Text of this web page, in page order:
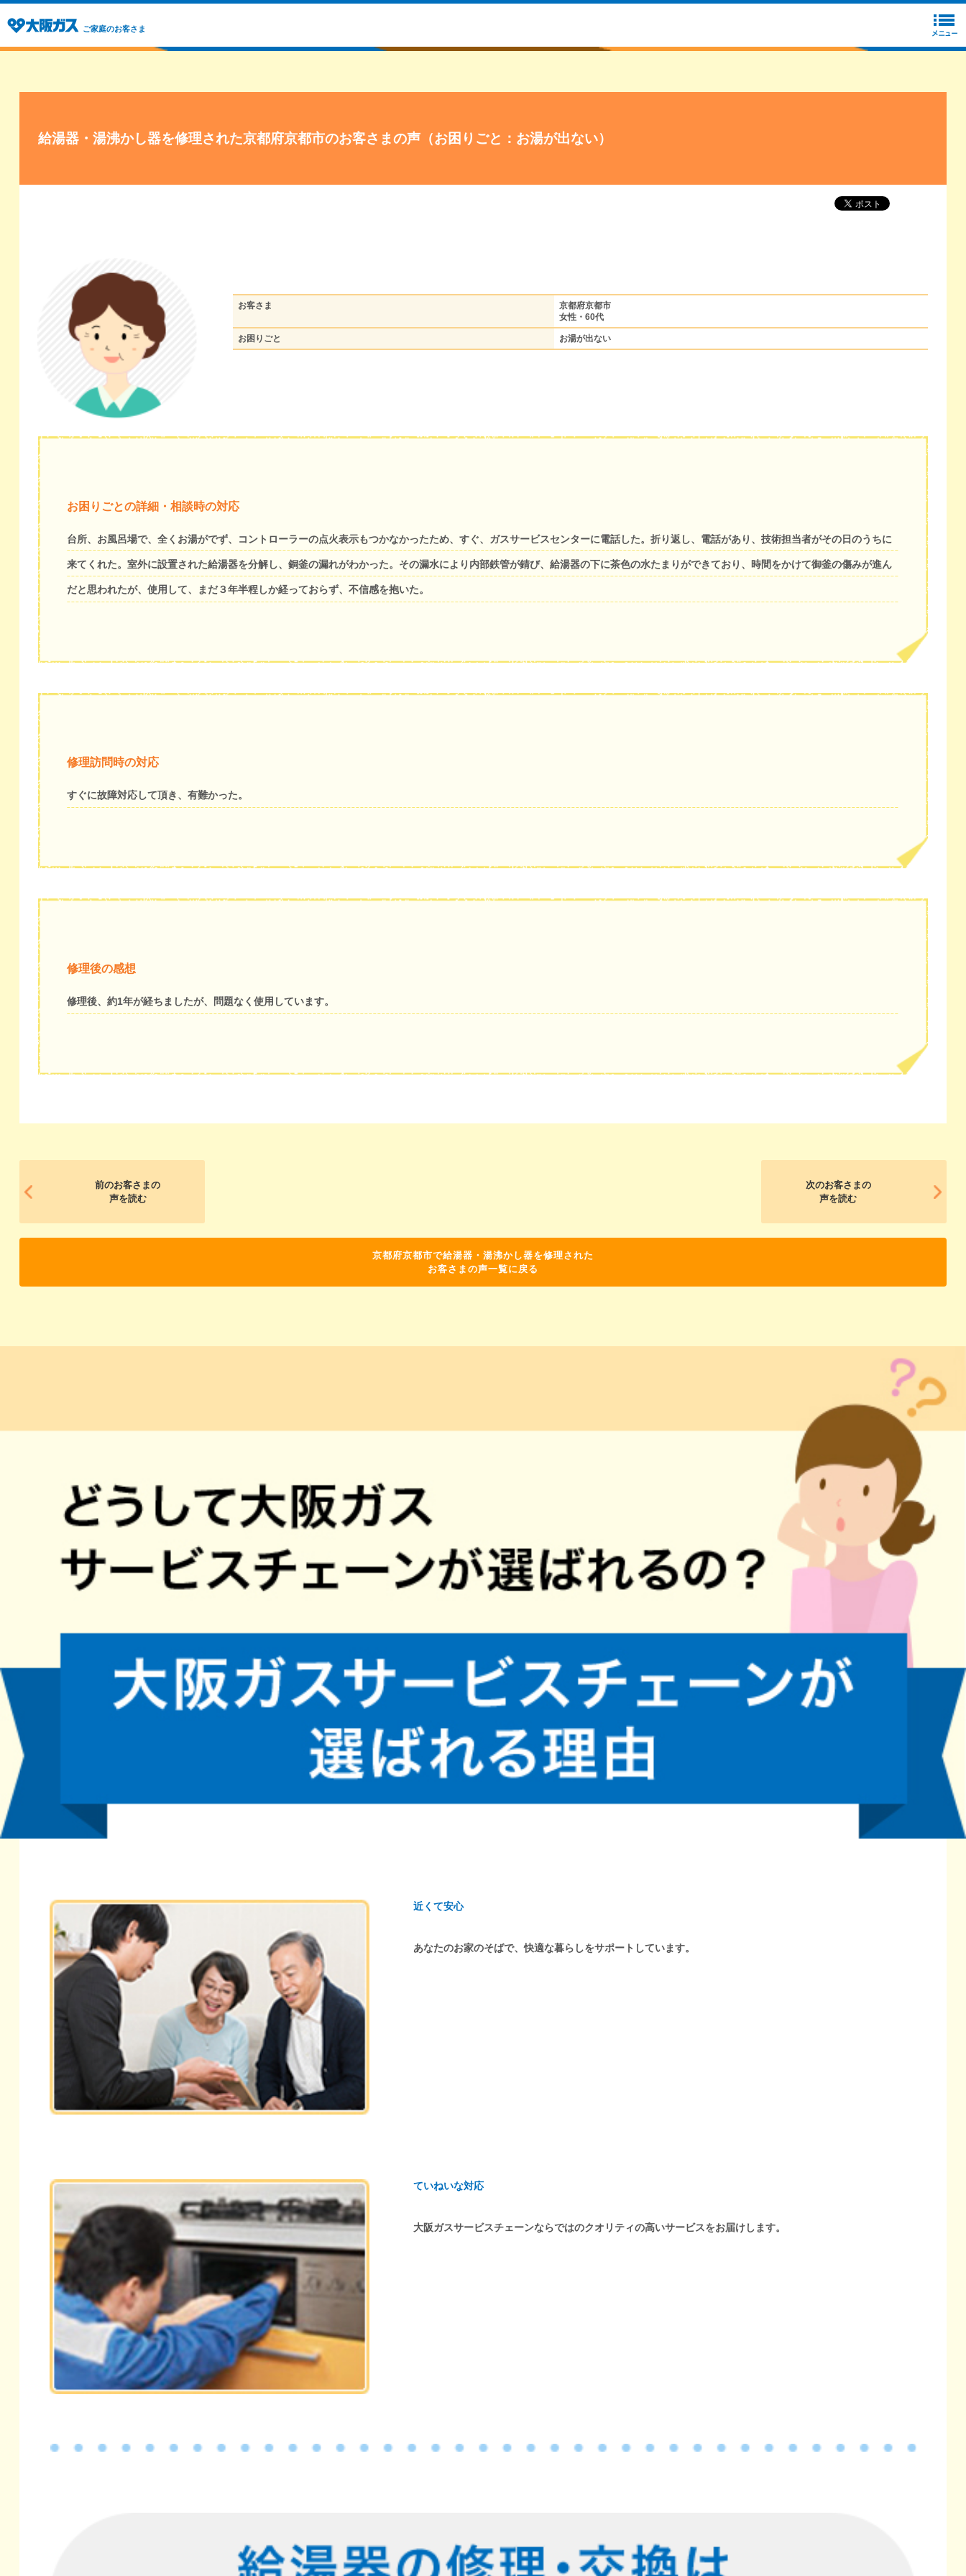
ご家庭のお客さま
給湯器・湯沸かし器を修理された京都府京都市のお客さまの声（お困りごと：お湯が出ない）
お客さま
京都府京都市
女性・60代
お困りごと お湯が出ない
お困りごとの詳細・相談時の対応
台所、お風呂場で、全くお湯がでず、コントローラーの点火表示もつかなかったため、すぐ、ガスサービスセンターに電話した。折り返し、電話があり、技術担当者がその日のうちに
来てくれた。室外に設置された給湯器を分解し、銅釜の漏れがわかった。その漏水により内部鉄管が錆び、給湯器の下に茶色の水たまりができており、時間をかけて御釜の傷みが進ん
だと思われたが、使用して、まだ３年半程しか経っておらず、不信感を抱いた。
修理訪問時の対応
すぐに故障対応して頂き、有難かった。
修理後の感想
修理後、約1年が経ちましたが、問題なく使用しています。
前のお客さまの
声を読む
次のお客さまの
声を読む
京都府京都市で給湯器・湯沸かし器を修理された
お客さまの声一覧に戻る
近くて安心
あなたのお家のそばで、快適な暮らしをサポートしています。
ていねいな対応
大阪ガスサービスチェーンならではのクオリティの高いサービスをお届けします。